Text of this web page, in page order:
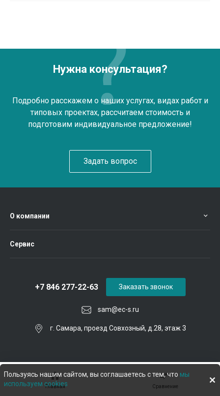
Главная Сравнение
Нужна консультация?
Подробно расскажем о наших услугах, видах работ и
типовых проектах, рассчитаем стоимость и
подготовим индивидуальное предложение!
Задать вопрос
О компании
Сервис
sam@ec-s.ru
+7 846 277-22-63
г. Самара, проезд Совхозный, д.28, этаж 3
Заказать звонок
Пользуясь нашим сайтом, вы соглашаетесь с тем, что мы
используем cookies